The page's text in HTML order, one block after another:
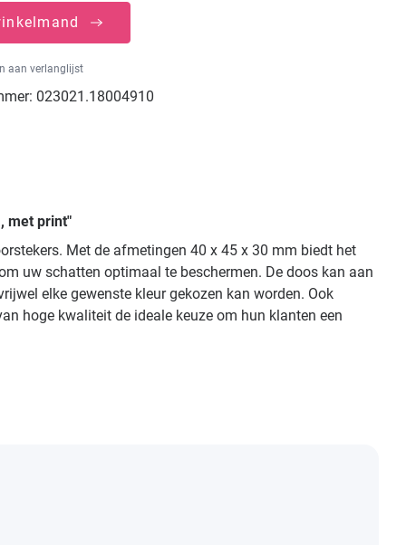
aan verlanglijst
023021.18004910
met print"
Met de afmetingen 40 x 45 x 30 mm biedt het
uw schatten optimaal te beschermen. De doos kan aan
elke gewenste kleur gekozen kan worden. Ook
hoge kwaliteit de ideale keuze om hun klanten een